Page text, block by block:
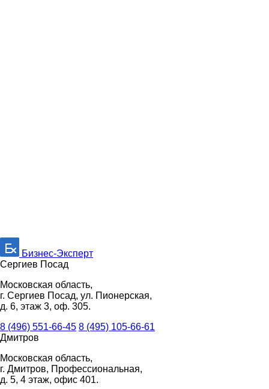
Бизнес-Эксперт
Сергиев Посад
Московская область,
г. Сергиев Посад, ул. Пионерская,
д. 6, этаж 3, оф. 305.
8 (496) 551-66-45 8 (495) 105-66-61
Дмитров
Московская область,
г. Дмитров, Профессиональная,
д. 5, 4 этаж, офис 401.